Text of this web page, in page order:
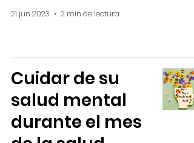
21 jun 2023 2 min de lectura
Cuidar de su
salud mental
durante el mes